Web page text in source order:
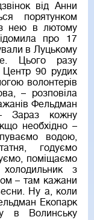
від Анни
порятунком
нею в лютому
про 17
в Луцькому
Цього разу
90 рудих
волонтерів
– розповіла
Фельдман
Зараз кожну
необхідно –
водою,
годуємо
поміщаємо
з
– там кажани
Ну а, коли
Екопарк
в Волинську